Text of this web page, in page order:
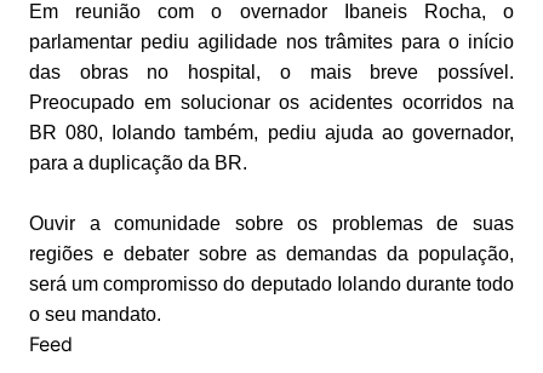
Em reunião com o overnador Ibaneis Rocha, o
parlamentar pediu agilidade nos trâmites para o início
das obras no hospital, o mais breve possível.
Preocupado em solucionar os acidentes ocorridos na
BR 080, Iolando também, pediu ajuda ao governador,
para a duplicação da BR.
Ouvir a comunidade sobre os problemas de suas
regiões e debater sobre as demandas da população,
será um compromisso do deputado Iolando durante todo
o seu mandato.
Feed